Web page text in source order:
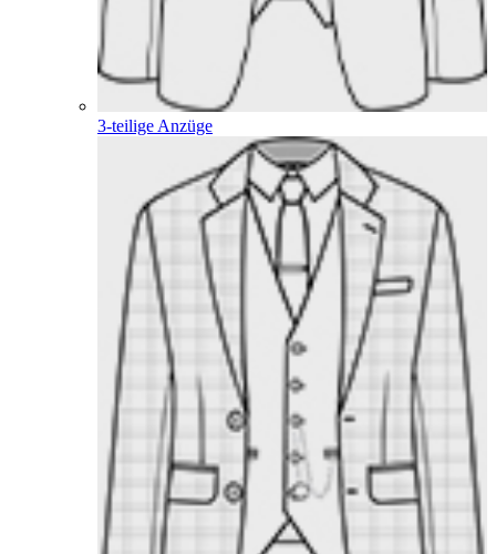
3-teilige Anzüge